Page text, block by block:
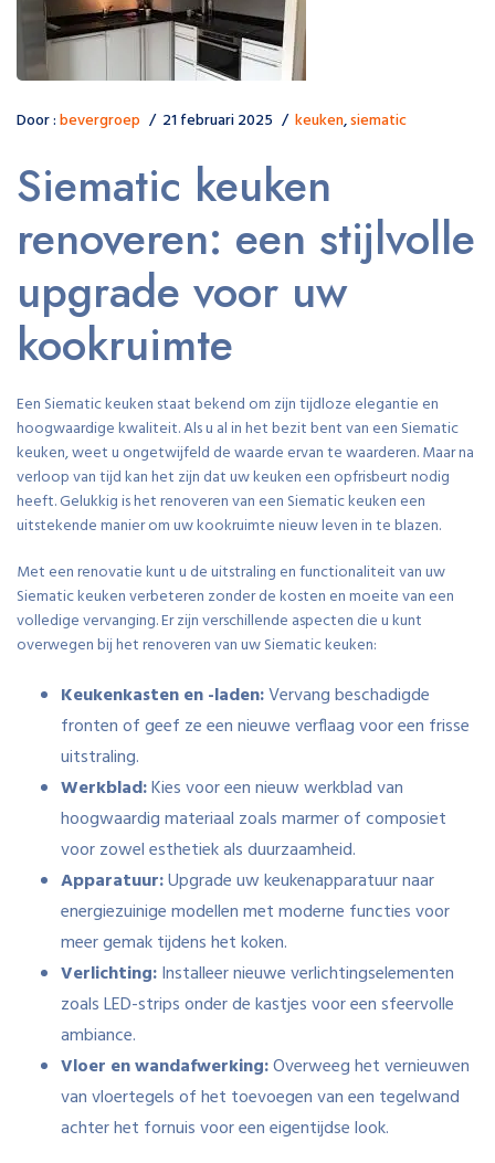
Door :bevergroep 21 februari 2025 keuken,siematic
Siematic keuken
renoveren: een stijlvolle
upgrade voor uw
kookruimte
Een Siematic keuken staat bekend om zijn tijdloze elegantie en
hoogwaardige kwaliteit. Als u al in het bezit bent van een Siematic
keuken, weet u ongetwijfeld de waarde ervan te waarderen. Maar na
verloop van tijd kan het zijn dat uw keuken een opfrisbeurt nodig
heeft. Gelukkig is het renoveren van een Siematic keuken een
uitstekende manier om uw kookruimte nieuw leven in te blazen.
Met een renovatie kunt u de uitstraling en functionaliteit van uw
Siematic keuken verbeteren zonder de kosten en moeite van een
volledige vervanging. Er zijn verschillende aspecten die u kunt
overwegen bij het renoveren van uw Siematic keuken:
Keukenkasten en -laden:Vervang beschadigde
fronten of geef ze een nieuwe verflaag voor een frisse
uitstraling.
Werkblad:Kies voor een nieuw werkblad van
hoogwaardig materiaal zoals marmer of composiet
voor zowel esthetiek als duurzaamheid.
Apparatuur:Upgrade uw keukenapparatuur naar
energiezuinige modellen met moderne functies voor
meer gemak tijdens het koken.
Verlichting:Installeer nieuwe verlichtingselementen
zoals LED-strips onder de kastjes voor een sfeervolle
ambiance.
Vloer en wandafwerking:Overweeg het vernieuwen
van vloertegels of het toevoegen van een tegelwand
achter het fornuis voor een eigentijdse look.